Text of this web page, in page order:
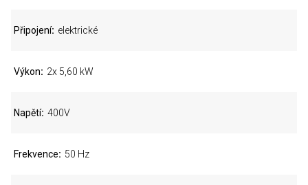
Připojení elektrické
Výkon 2x 5,60 kW
Napětí 400V
Frekvence 50 Hz